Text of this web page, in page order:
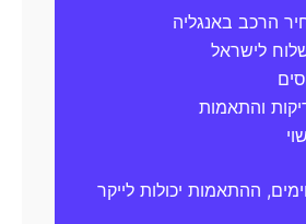
הרכב באנגליה
לישראל
והתאמות
ההתאמות יכולות לייקר